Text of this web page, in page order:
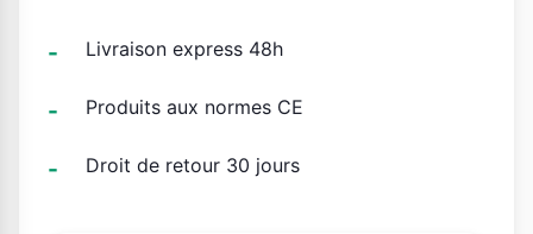
Livraison express 48h
Produits aux normes CE
Droit de retour 30 jours